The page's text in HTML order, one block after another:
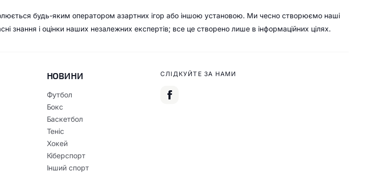
будь-яким оператором азартних ігор або іншою установою. Ми чесно створюємо наші
знання і оцінки наших незалежних експертів; все це створено лише в інформаційних цілях.
НОВИНИ
Футбол
Бокс
Баскетбол
Теніс
Хокей
Кіберспорт
Інший спорт
СЛІДКУЙТЕ ЗА НАМИ